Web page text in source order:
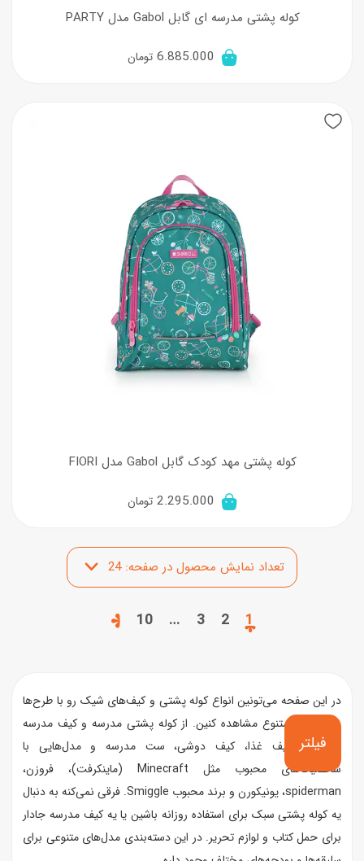
فیلتر
کوله پشتی مدرسه ای گابل Gabol مدل PARTY
6.885.000 تومان
کوله پشتی مهد کودک گابل Gabol مدل FIORI
2.295.000 تومان
1
2
3
…
10
در این صفحه می‌تونین انواع کوله پشتی و کیف‌های شیک رو با طرح‌ها
و مدل‌های متنوع مشاهده کنین. از کوله پشتی مدرسه و کیف مدرسه
گرفته تا کیف غذا، کیف دوشی، ست مدرسه و مدل‌هایی با
شخصیت‌های محبوب مثل Minecraft (ماینکرفت)، فروزن،
spiderman، یونیکورن و برند محبوب Smiggle. فرقی نمی‌کنه به دنبال
یه کوله پشتی سبک برای استفاده روزانه باشین یا یه کیف مدرسه جادار
برای حمل کتاب و لوازم تحریر. در این دسته‌بندی مدل‌های متنوعی برای